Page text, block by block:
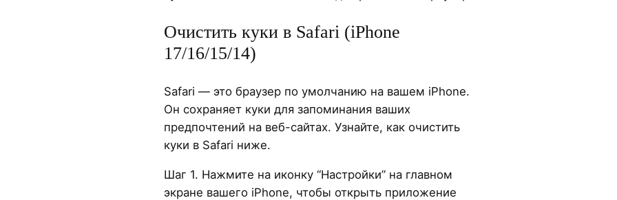
Очистить куки в Safari (iPhone
17/16/15/14)
Safari — это браузер по умолчанию на вашем iPhone.
Он сохраняет куки для запоминания ваших
предпочтений на веб-сайтах. Узнайте, как очистить
куки в Safari ниже.
Шаг 1. Нажмите на иконку “Настройки” на главном
экране вашего iPhone, чтобы открыть приложение